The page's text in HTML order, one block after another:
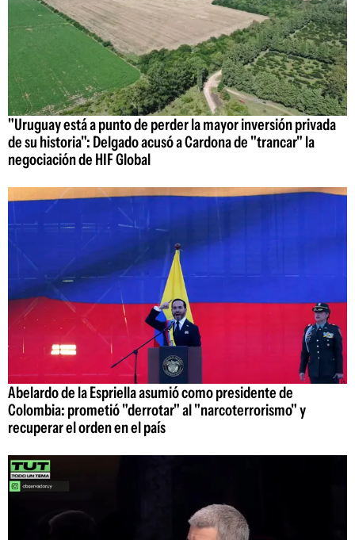
"Uruguay está a punto de perder la mayor inversión privada
de su historia": Delgado acusó a Cardona de "trancar" la
negociación de HIF Global
Abelardo de la Espriella asumió como presidente de
Colombia: prometió "derrotar" al "narcoterrorismo" y
recuperar el orden en el país